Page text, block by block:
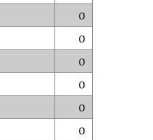
0
0
0
0
0
0